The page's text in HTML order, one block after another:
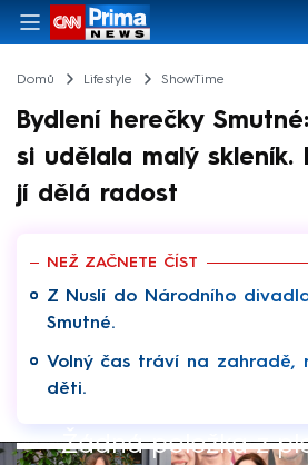
Domů Lifestyle ShowTime
Bydlení herečky
si udělala malý skleník.
jí dělá radost
NEŽ ZAČNETE ČÍST
Z Nuslí do Národního
Smutné.
Volný čas tráví na zahradě,
děti.
Žádná položka z